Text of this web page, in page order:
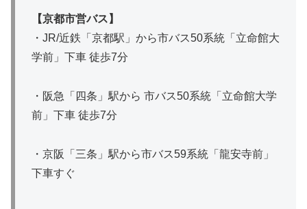
【京都市営バス 】
・JR/近鉄「京都駅」から市バス50系統「立命館大
学前」下車 徒歩7分
・阪急「四条」駅から 市バス50系統「立命館大学
前」下車 徒歩7分
・京阪「三条」駅から市バス59系統「龍安寺前」
下車すぐ